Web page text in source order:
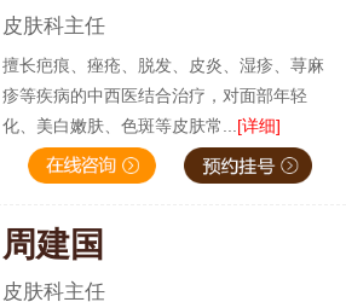
皮肤科主任
擅长疤痕、痤疮、脱发、皮炎、湿疹、荨麻
疹等疾病的中西医结合治疗，对面部年轻
化、美白嫩肤、色斑等皮肤常... [详细]
周建国
皮肤科主任